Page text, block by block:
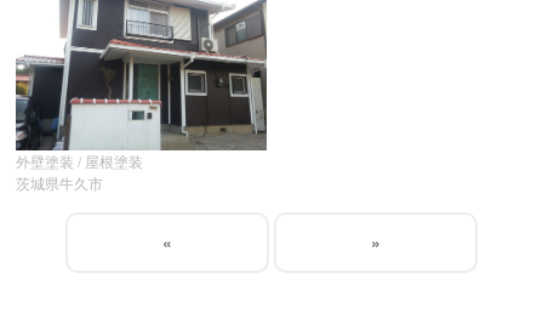
外壁塗装 / 屋根塗装
茨城県牛久市
« »